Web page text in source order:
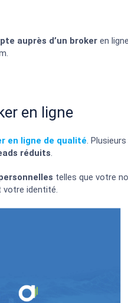
auprès d’un broker en
en ligne
en ligne de qualité.
réduits.
telles que votre
votre identité.